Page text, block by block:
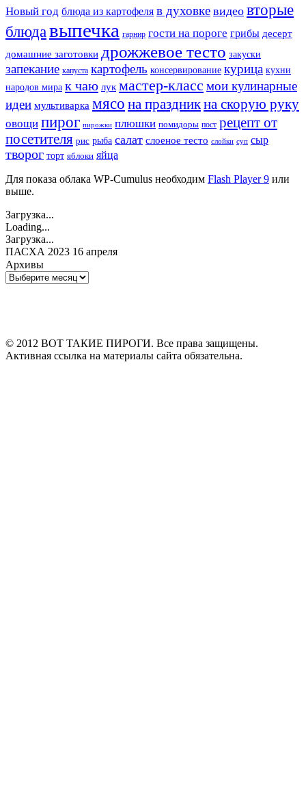
Новый год блюда из картофеля в духовке видео вторые
блюдавыпечка гарнир гости на пороге грибы десерт
домашние заготовки дрожжевое тесто закуски
запекание капуста картофель консервирование курица кухни
народов мира к чаю лук мастер-класс мои кулинарные
идеи мультиварка мясо на праздникна скорую руку
овощи пирог пирожки плюшки помидоры пост рецепт от
посетителя рис рыба салат слоеное тесто слойки суп сыр
творог торт яблоки яйца
Для показа облака WP-Cumulus необходим Flash Player 9 или
выше.
Загрузка...
Loading...
Загрузка...
ПАСХА 2023 16 апреля
Архивы
Архивы
© 2012 ВОТ ТАКИЕ ПИРОГИ. Все права защищены.
Активная ссылка на материалы сайта обязательна.